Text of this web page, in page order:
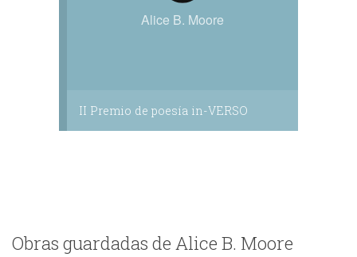
Alice B. Moore
II Premio de poesía in-VERSO
Obras guardadas de Alice B. Moore